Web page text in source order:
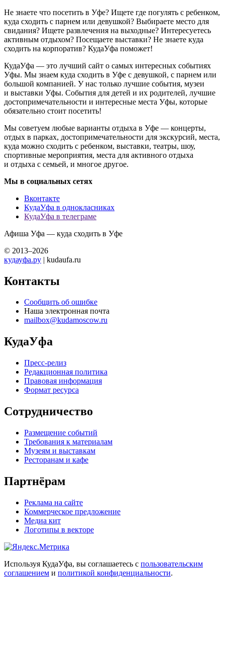
Не знаете что посетить в Уфе? Ищете где погулять с ребенком,
куда сходить с парнем или девушкой? Выбираете место для
свидания? Ищете развлечения на выходные? Интересуетесь
активным отдыхом? Посещаете выставки? Не знаете куда
сходить на корпоратив? КудаУфа поможет!
КудаУфа — это лучший сайт о самых интересных событиях
Уфы. Мы знаем куда сходить в Уфе с девушкой, с парнем или
большой компанией. У нас только лучшие события, музеи
и выставки Уфы. События для детей и их родителей, лучшие
достопримечательности и интересные места Уфы, которые
обязательно стоит посетить!
Мы советуем любые варианты отдыха в Уфе — концерты,
отдых в парках, достопримечательности для экскурсий, места,
куда можно сходить с ребенком, выставки, театры, шоу,
спортивные мероприятия, места для активного отдыха
и отдыха с семьей, и многое другое.
Мы в социальных сетях
Вконтакте
КудаУфа в однокласниках
КудаУфа в телеграме
Афиша Уфа — куда сходить в Уфе
© 2013–2026
кудауфа.ру | kudaufa.ru
Контакты
Сообщить об ошибке
Наша электронная почта
mailbox@kudamoscow.ru
КудаУфа
Пресс-релиз
Редакционная политика
Правовая информация
Формат ресурса
Сотрудничество
Размещение событий
Требования к материалам
Музеям и выставкам
Ресторанам и кафе
Партнёрам
Реклама на сайте
Коммерческое предложение
Медиа кит
Логотипы в векторе
Используя КудаУфа, вы соглашаетесь с пользовательским
соглашением и политикой конфиденциальности.